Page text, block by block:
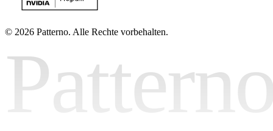
© 2026 Patterno. Alle Rechte vorbehalten.